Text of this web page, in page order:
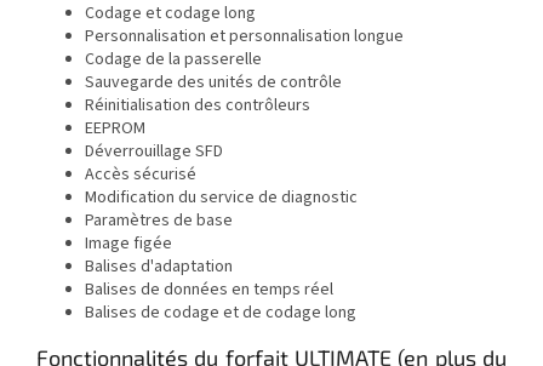
Codage et codage long
Personnalisation et personnalisation longue
Codage de la passerelle
Sauvegarde des unités de contrôle
Réinitialisation des contrôleurs
EEPROM
Déverrouillage SFD
Accès sécurisé
Modification du service de diagnostic
Paramètres de base
Image figée
Balises d'adaptation
Balises de données en temps réel
Balises de codage et de codage long
Fonctionnalités du forfait ULTIMATE (en plus du